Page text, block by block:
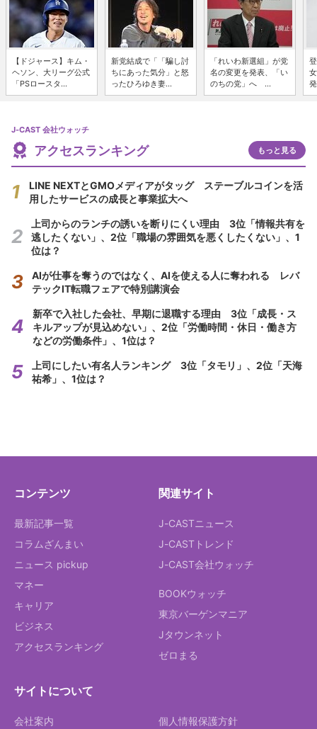
【ドジャース】キム・
ヘソン、大リーグ公式
「PSロースタ...
新党結成で「「騙し討
ちにあった気分」と怒
ったひろゆき妻...
「れいわ新選組」が党
名の変更を発表、「い
のちの党」へ ...
J-CAST 会社ウォッチ
アクセスランキング もっと見る
LINE NEXTとGMOメディアがタッグ ステーブルコインを活
用したサービスの成長と事業拡大へ
上司からのランチの誘いを断りにくい理由 3位「情報共有を
逃したくない」、2位「職場の雰囲気を悪くしたくない」、1
位は？
AIが仕事を奪うのではなく、AIを使える人に奪われる レバ
テックIT転職フェアで特別講演会
新卒で入社した会社、早期に退職する理由 3位「成長・ス
キルアップが見込めない」、2位「労働時間・休日・働き方
などの労働条件」、1位は？
上司にしたい有名人ランキング 3位「タモリ」、2位「天海
祐希」、1位は？
コンテンツ
最新記事一覧
コラムざんまい
ニュース pickup
マネー
キャリア
ビジネス
アクセスランキング
関連サイト
J-CASTニュース
J-CASTトレンド
J-CAST会社ウォッチ
BOOKウォッチ
東京バーゲンマニア
Jタウンネット
ゼロまる
サイトについて
会社案内 個人情報保護方針